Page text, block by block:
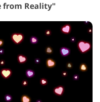
from Reality"